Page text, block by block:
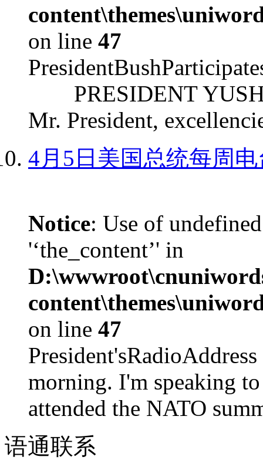
on line 47
PRESIDENT
Mr. President,
4月5日美国总统每周
Notice: Use of
'‘the_content’' in
on line 47
morning. I'm speaking
attended the NATO
语通联系